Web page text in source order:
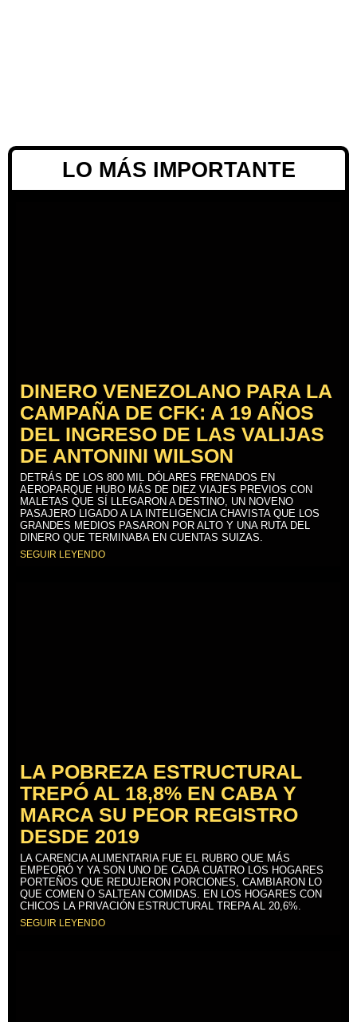
LO MÁS IMPORTANTE
DINERO VENEZOLANO PARA LA
CAMPAÑA DE CFK: A 19 AÑOS
DEL INGRESO DE LAS VALIJAS
DE ANTONINI WILSON
DETRÁS DE LOS 800 MIL DÓLARES FRENADOS EN
AEROPARQUE HUBO MÁS DE DIEZ VIAJES PREVIOS CON
MALETAS QUE SÍ LLEGARON A DESTINO, UN NOVENO
PASAJERO LIGADO A LA INTELIGENCIA CHAVISTA QUE LOS
GRANDES MEDIOS PASARON POR ALTO Y UNA RUTA DEL
DINERO QUE TERMINABA EN CUENTAS SUIZAS.
SEGUIR LEYENDO
LA POBREZA ESTRUCTURAL
TREPÓ AL 18,8% EN CABA Y
MARCA SU PEOR REGISTRO
DESDE 2019
LA CARENCIA ALIMENTARIA FUE EL RUBRO QUE MÁS
EMPEORÓ Y YA SON UNO DE CADA CUATRO LOS HOGARES
PORTEÑOS QUE REDUJERON PORCIONES, CAMBIARON LO
QUE COMEN O SALTEAN COMIDAS. EN LOS HOGARES CON
CHICOS LA PRIVACIÓN ESTRUCTURAL TREPA AL 20,6%.
SEGUIR LEYENDO